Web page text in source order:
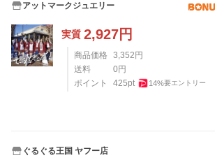
アットマークジュエリー
実質 2,927円
商品価格 3,352 円
送料
0 円
ポイント
425pt 14%要エントリー
ぐるぐる王国 ヤフー店